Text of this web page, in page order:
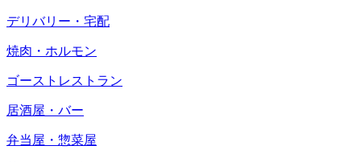
デリバリー・宅配
焼肉・ホルモン
ゴーストレストラン
居酒屋・バー
弁当屋・惣菜屋